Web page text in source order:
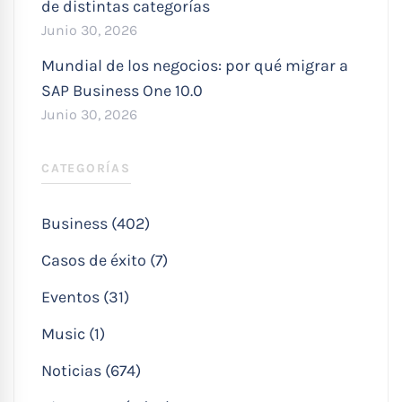
de distintas categorías
Junio 30, 2026
Mundial de los negocios: por qué migrar a
SAP Business One 10.0
Junio 30, 2026
CATEGORÍAS
Business (402)
Casos de éxito (7)
Eventos (31)
Music (1)
Noticias (674)